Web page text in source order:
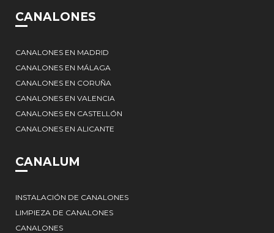
CANALONES
CANALONES EN MADRID
CANALONES EN MÁLAGA
CANALONES EN CORUÑA
CANALONES EN VALENCIA
CANALONES EN CASTELLÓN
CANALONES EN ALICANTE
CANALUM
INSTALACIÓN DE CANALONES
LIMPIEZA DE CANALONES
CANALONES